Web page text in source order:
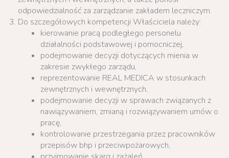
odpowiedzialność za zarządzanie zakładem leczniczym.
Do szczegółowych kompetencji Właściciela należy:
kierowanie pracą podległego personelu
działalności podstawowej i pomocniczej,
podejmowanie decyzji dotyczących mienia w
zakresie zwykłego zarządu,
reprezentowanie REAL MEDICA w stosunkach
zewnętrznych i wewnętrznych,
podejmowanie decyzji w sprawach związanych z
nawiązywaniem, zmianą i rozwiązywaniem umów o
pracę,
kontrolowanie przestrzegania przez pracowników
przepisów bhp i przeciwpożarowych,